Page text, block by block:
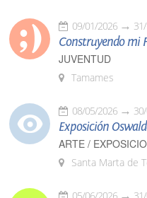
09/01/2026
Construyendo mi
JUVENTUD
Tamames
08/05/2026
Exposición
ARTE /
Santa Marta de